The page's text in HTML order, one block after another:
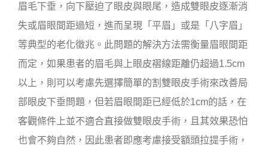
眉毛下垂，向下壓迫了眼皮與眼尾，造成雙眼皮逐漸消
失或眉眼間距過短，進而呈現「平眉」或是「八字眉」
等典型的老化徵兆。此問題的解決方法需衡量眉眼間距
而定，如果患者的眉毛與上眼皮褶線距離仍超過1.5cm
以上，則可以考慮先選擇簡單的割雙眼皮手術來改善局
部眼皮下垂問題，但若眉眼間距已經低於1cm的話，在
客觀條件上並不適合直接做雙眼皮手術，且其效果恐怕
也會不夠自然，因此患者即應考慮接受額頭拉提手術，